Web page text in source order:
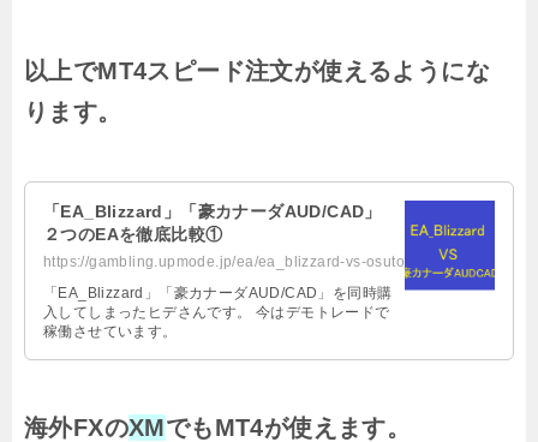
以上でMT4スピード注文が使えるようにな
ります。
「EA_Blizzard」「豪カナーダAUD/CAD」
２つのEAを徹底比較①
「EA_Blizzard」「豪カナーダAUD/CAD」を同時購
入してしまったヒデさんです。 今はデモトレードで
稼働させています。
海外FXのXMでもMT4が使えます。